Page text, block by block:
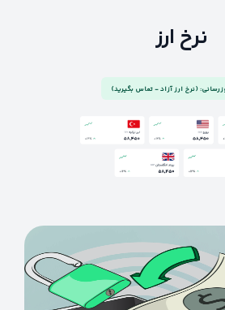
نرخ ارز
(نرخ ارز آزاد - تماس بگیرید)